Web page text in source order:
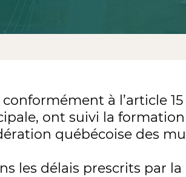
à l’article
ont suivi la
québécoise des
les délais prescrits par la